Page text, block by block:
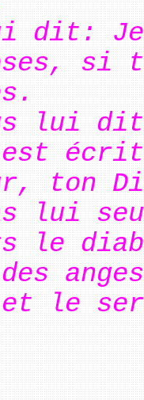
dit: Je
si
lui
ton
lui
le
et le